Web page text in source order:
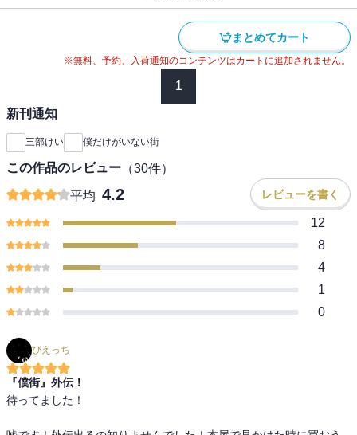
まとめてカート
※無料、予約、入荷通知のコンテンツはカートに追加されません。
1
新刊通知
三部けい 僕だけがいない街
この作品のレビュー （30件）
平均 4.2 レビューを書く
12
8
4
1
0
ぴえっち
『僕街』外伝！
待ってました！